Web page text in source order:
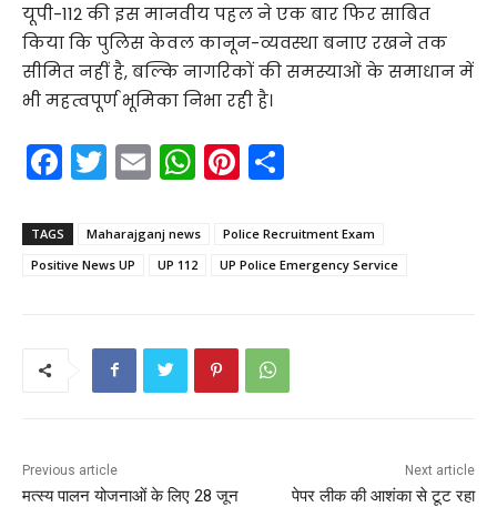
यूपी-112 की इस मानवीय पहल ने एक बार फिर साबित
किया कि पुलिस केवल कानून-व्यवस्था बनाए रखने तक
सीमित नहीं है, बल्कि नागरिकों की समस्याओं के समाधान में
भी महत्वपूर्ण भूमिका निभा रही है।
F
a
c
e
T
w
itt
er
E
m
ai
l
W
h
a
ts
p
p
Pi
nt
er
e
ar
e
TAGS Maharajganj news
Police Recruitment Exam
Positive News UP
UP 112 UP Police Emergency Service
Previous article
मत्स्य पालन योजनाओं के लिए 28 जून
Next article
पेपर लीक की आशंका से टूट रहा